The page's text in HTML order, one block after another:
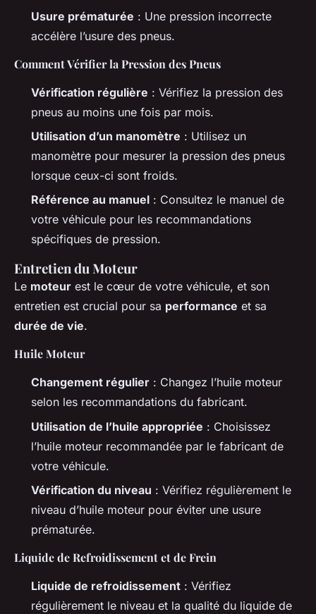
Usure prématurée : Une pression incorrecte
accélère l’usure des pneus.
Comment Vérifier la Pression des Pneus
Vérification régulière : Vérifiez la pression des
pneus au moins une fois par mois.
Utilisation d’un manomètre : Utilisez un
manomètre pour mesurer la pression des pneus
lorsque ceux-ci sont froids.
Référence au manuel : Consultez le manuel de
votre véhicule pour les recommandations
spécifiques de pression.
Entretien du Moteur
Le moteur est le cœur de votre véhicule, et son
entretien est crucial pour sa performance et sa
durée de vie.
Huile Moteur
Changement régulier : Changez l’huile moteur
selon les recommandations du fabricant.
Utilisation de l’huile appropriée : Choisissez
l’huile moteur recommandée par le fabricant de
votre véhicule.
Vérification du niveau : Vérifiez régulièrement le
niveau d’huile moteur pour éviter une usure
prématurée.
Liquide de Refroidissement et de Frein
Liquide de refroidissement : Vérifiez
régulièrement le niveau et la qualité du liquide de